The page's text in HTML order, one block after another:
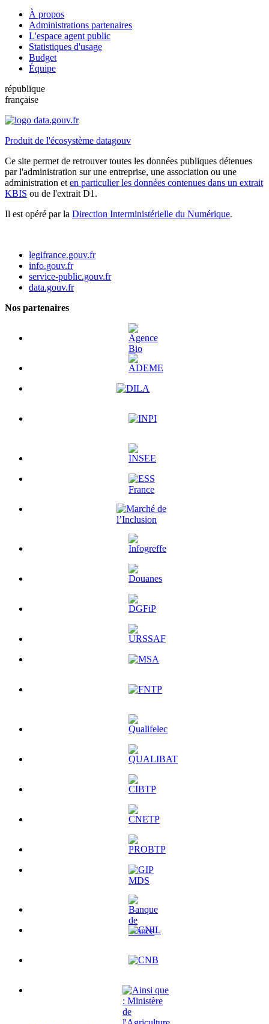
À propos
Administrations partenaires
L'espace agent public
Statistiques d'usage
Budget
Équipe
république
française
Produit de l'écosystème datagouv
Ce site permet de retrouver toutes les données publiques détenues
par l'administration sur une entreprise, une association ou une
administration et en particulier les données contenues dans un extrait
KBIS ou de l'extrait D1.
Il est opéré par la Direction Interministérielle du Numérique.
legifrance.gouv.fr
info.gouv.fr
service-public.gouv.fr
data.gouv.fr
Nos partenaires